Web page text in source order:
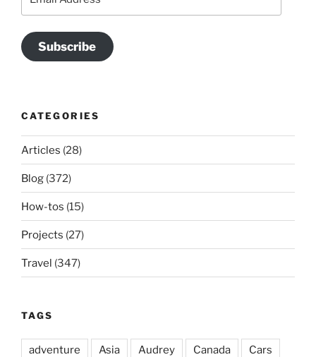
Address
Subscribe
CATEGORIES
Articles (28)
Blog (372)
How-tos (15)
Projects (27)
Travel (347)
TAGS
adventure Asia Audrey Canada Cars